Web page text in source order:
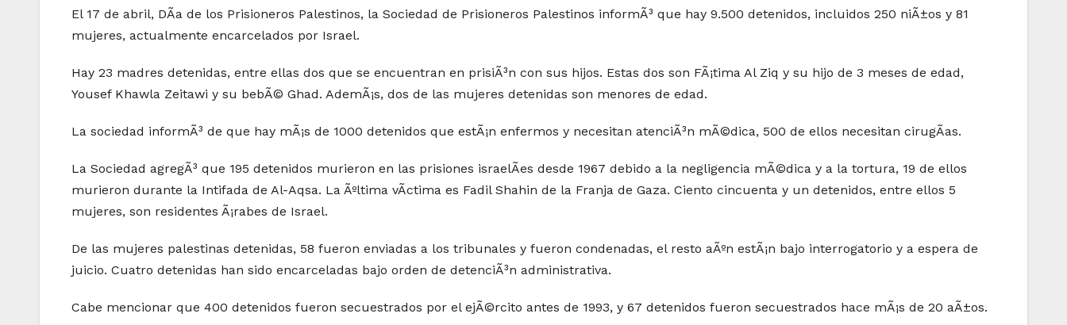
El 17 de abril, DÃ­a de los Prisioneros Palestinos, la Sociedad de Prisioneros Palestinos informÃ³ que hay 9.500 detenidos, incluidos 250 niÃ±os y 81
mujeres, actualmente encarcelados por Israel.
Hay 23 madres detenidas, entre ellas dos que se encuentran en prisiÃ³n con sus hijos. Estas dos son FÃ¡tima Al Ziq y su hijo de 3 meses de edad,
Yousef Khawla Zeitawi y su bebÃ© Ghad. AdemÃ¡s, dos de las mujeres detenidas son menores de edad.
La sociedad informÃ³ de que hay mÃ¡s de 1000 detenidos que estÃ¡n enfermos y necesitan atenciÃ³n mÃ©dica, 500 de ellos necesitan cirugÃ­as.
La Sociedad agregÃ³ que 195 detenidos murieron en las prisiones israelÃ­es desde 1967 debido a la negligencia mÃ©dica y a la tortura, 19 de ellos
murieron durante la Intifada de Al-Aqsa. La Ãºltima vÃ­ctima es Fadil Shahin de la Franja de Gaza. Ciento cincuenta y un detenidos, entre ellos 5
mujeres, son residentes Ã¡rabes de Israel.
De las mujeres palestinas detenidas, 58 fueron enviadas a los tribunales y fueron condenadas, el resto aÃºn estÃ¡n bajo interrogatorio y a espera de
juicio. Cuatro detenidas han sido encarceladas bajo orden de detenciÃ³n administrativa.
Cabe mencionar que 400 detenidos fueron secuestrados por el ejÃ©rcito antes de 1993, y 67 detenidos fueron secuestrados hace mÃ¡s de 20 aÃ±os.